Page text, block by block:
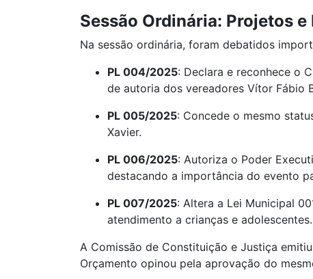
Sessão Ordinária: Projetos
Na sessão ordinária, foram debatidos
PL 004/2025: Declara e reconhece o
de autoria dos vereadores Vítor Fábio
PL 005/2025: Concede o mesmo
Xavier.
PL 006/2025: Autoriza o Poder
destacando a importância do evento
PL 007/2025: Altera a Lei Municipal
atendimento a crianças e adolescentes.
A Comissão de Constituição e Justiça
Orçamento opinou pela aprovação do